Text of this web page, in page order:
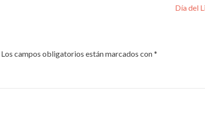
Día del
Los campos obligatorios están marcados con*